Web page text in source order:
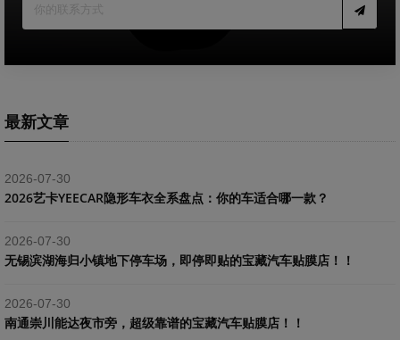
最新文章
2026-07-30
2026艺卡YEECAR隐形车衣全系盘点：你的车适合哪一款？
2026-07-30
​无锡滨湖海归小镇地下停车场，即停即贴的宝藏汽车贴膜店！！
2026-07-30
南通崇川能达夜市旁，超级靠谱的宝藏汽车贴膜店！！